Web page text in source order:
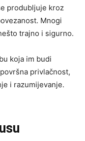
produbljuje kroz
Mnogi
trajno i sigurno.
koja im budi
privlačnost,
i razumijevanje.